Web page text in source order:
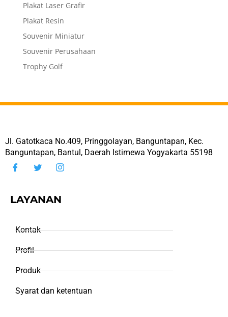
Plakat Laser Grafir
Plakat Resin
Souvenir Miniatur
Souvenir Perusahaan
Trophy Golf
Jl. Gatotkaca No.409, Pringgolayan, Banguntapan, Kec.
Banguntapan, Bantul, Daerah Istimewa Yogyakarta 55198
LAYANAN
Kontak
Profil
Produk
Syarat dan ketentuan